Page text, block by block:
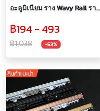
อะลูมิเนียม ราง Wavy Rail ราง
(ระยะ10 ซม./8 ซม./7 ซม./6
ซม.)
฿194 - 493
฿1,038 -53%